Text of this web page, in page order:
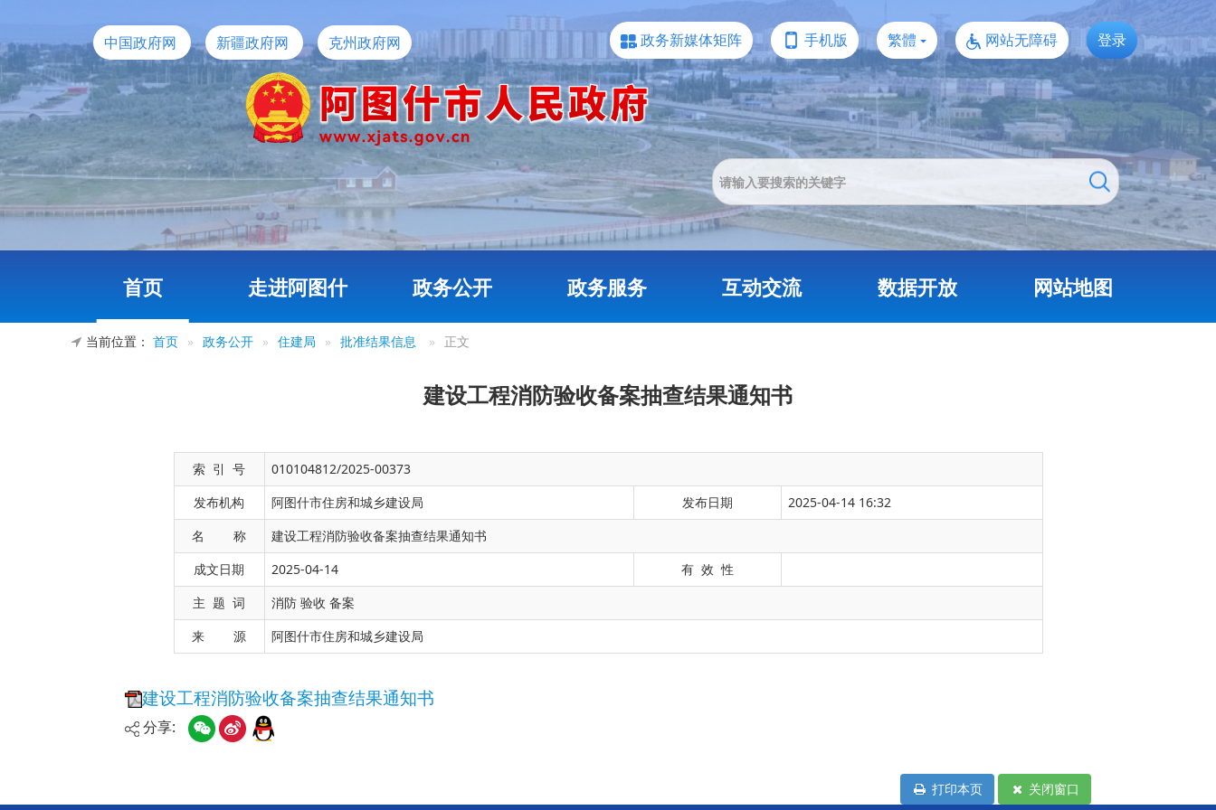
中国政府网 新疆政府网 克州政府网 政务新媒体矩阵 手机版 繁體 网站无障碍 登录
首页 走进阿图什 政务公开 政务服务 互动交流 数据开放 网站地图
当前位置： 首页 » 政务公开 » 住建局 » 批准结果信息 » 正文
建设工程消防验收备案抽查结果通知书
索 引 号
010104812/2025-00373
发布机构
阿图什市住房和城乡建设局 发布日期
2025-04-14 16:32
名 称
建设工程消防验收备案抽查结果通知书
成文日期
2025-04-14
有 效 性
主 题 词
消防 验收 备案
来 源
阿图什市住房和城乡建设局
建设工程消防验收备案抽查结果通知书
分享:
打印本页 关闭窗口